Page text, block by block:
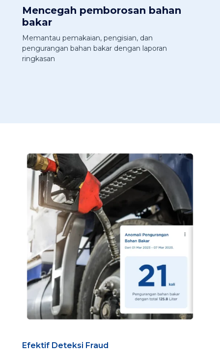
Mencegah pemborosan bahan
bakar
Memantau pemakaian, pengisian, dan
pengurangan bahan bakar dengan laporan
ringkasan
Efektif Deteksi Fraud